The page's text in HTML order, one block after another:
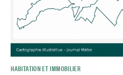
HABITATION ET IMMOBILIER